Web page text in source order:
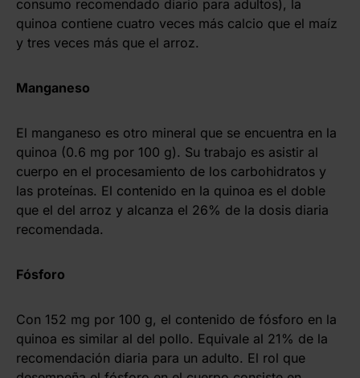
consumo recomendado diario para adultos), la
quinoa contiene cuatro veces más calcio que el maíz
y tres veces más que el arroz.
Manganeso
El manganeso es otro mineral que se encuentra en la
quinoa (0.6 mg por 100 g). Su trabajo es asistir al
cuerpo en el procesamiento de los carbohidratos y
las proteínas. El contenido en la quinoa es el doble
que el del arroz y alcanza el 26% de la dosis diaria
recomendada.
Fósforo
Con 152 mg por 100 g, el contenido de fósforo en la
quinoa es similar al del pollo. Equivale al 21% de la
recomendación diaria para un adulto. El rol que